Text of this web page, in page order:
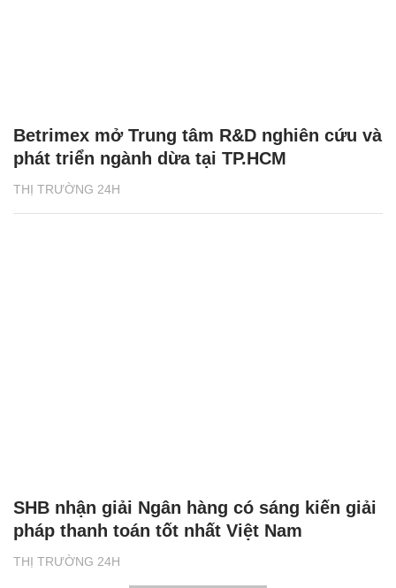
THỊ TRƯỜNG 24H
Betrimex mở Trung tâm R&D nghiên cứu và
phát triển ngành dừa tại TP.HCM
THỊ TRƯỜNG 24H
SHB nhận giải Ngân hàng có sáng kiến giải
pháp thanh toán tốt nhất Việt Nam